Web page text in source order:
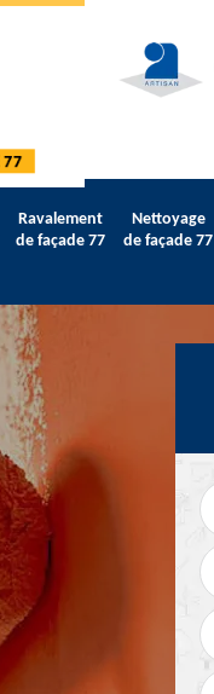
Ravalement
de façade 77
Nettoyage
de façade 77
Artisan peintre 77